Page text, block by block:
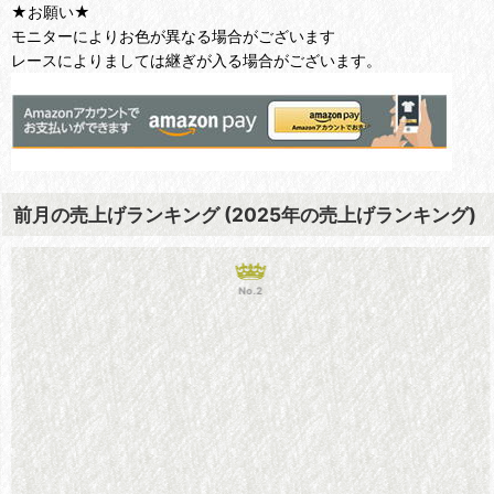
★お願い★
モニターによりお色が異なる場合がございます
レースによりましては継ぎが入る場合がございます。
前月の売上げランキング (2025年の売上げランキング)
No.2